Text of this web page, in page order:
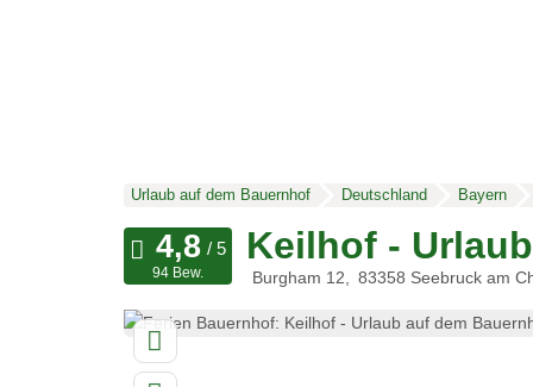
Urlaub auf dem Bauernhof Deutschland Bayern
Keilhof -
Burgham 12 83358 Seebruck am
94 Bew.